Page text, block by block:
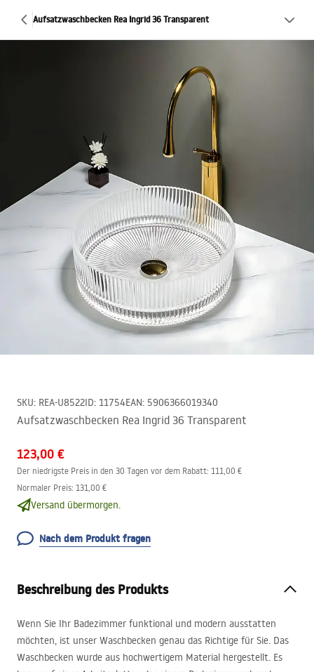
Aufsatzwaschbecken Rea Ingrid 36 Transparent
SKU: REA-U8522ID: 11754EAN: 5906366019340
Aufsatzwaschbecken Rea Ingrid 36 Transparent
123,00 €
Der niedrigste Preis in den 30 Tagen vor dem Rabatt: 111,00 €
Normaler Preis: 131,00 €
Versand übermorgen.
Nach dem Produkt fragen
Beschreibung des Produkts
Wenn Sie Ihr Badezimmer funktional und modern ausstatten
möchten, ist unser Waschbecken genau das Richtige für Sie. Das
Waschbecken wurde aus hochwertigem Material hergestellt. Es